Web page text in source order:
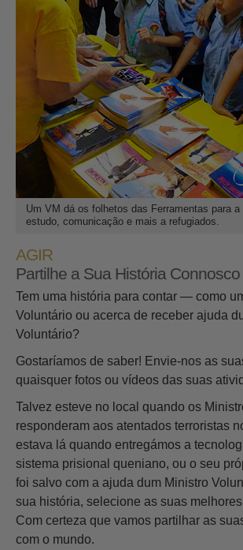
Um VM dá os folhetos das Ferramentas para a
estudo, comunicação e mais a refugiados.
AGIR
Partilhe a Sua História Connosco
Tem uma história para contar — como
Voluntário ou acerca de receber ajuda
Voluntário?
Gostaríamos de saber! Envie‑nos as
quaisquer fotos ou vídeos das suas
Talvez esteve no local quando os
responderam aos atentados terroristas
estava lá quando entregámos a
sistema prisional queniano, ou o seu
foi salvo com a ajuda dum Ministro
sua história, selecione as suas
Com certeza que vamos partilhar as
com o mundo.